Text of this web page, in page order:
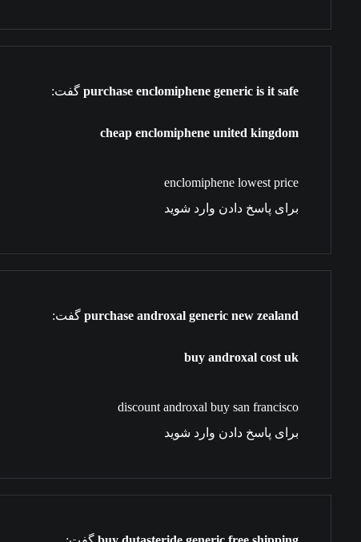
purchase enclomiphene generic is it safe گفت:
cheap enclomiphene united kingdom
enclomiphene lowest price
برای پاسخ دادن وارد شوید
purchase androxal generic new zealand گفت:
buy androxal cost uk
discount androxal buy san francisco
برای پاسخ دادن وارد شوید